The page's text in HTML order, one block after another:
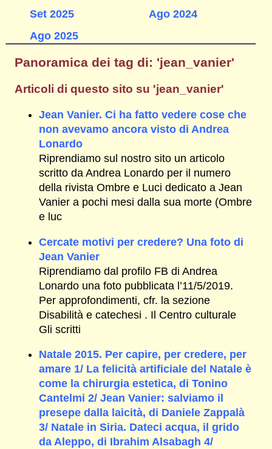
Set 2025
Ago 2025
Ago 2024
Panoramica dei tag di: 'jean_vanier'
Articoli di questo sito su 'jean_vanier'
Jean Vanier. Ci ha fatto vedere cose che
non avevamo ancora visto di Andrea
Lonardo
Riprendiamo sul nostro sito un articolo
scritto da Andrea Lonardo per il numero
della rivista Ombre e Luci dedicato a Jean
Vanier a pochi mesi dalla sua morte (Ombre
e luc
Cercate motivi per credere? Una foto di
Jean Vanier
Riprendiamo dal profilo FB di Andrea
Lonardo una foto pubblicata l’11/5/2019.
Per approfondimenti, cfr. la sezione
Disabilità e catechesi . Il Centro culturale
Gli scritti
Natale 2015. Per capire, per credere, per
amare 1/ La felicità artificiale del Natale è
come la chirurgia estetica, di Tonino
Cantelmi 2/ Jean Vanier: salviamo il
presepe dalla laicità, di Daniele Zappalà
3/ Natale in Siria. Dateci acqua, il grido
da Aleppo, di Ibrahim Alsabagh 4/